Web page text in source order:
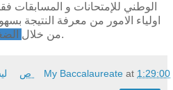
الوطني للإمتحانات و
اولياء الامور من معرفة النتيجة
من خلال.
My Baccalaureateat 1:29:00 ص